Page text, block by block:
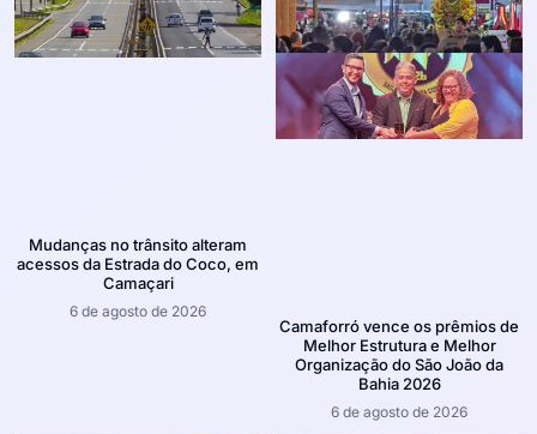
Mudanças no trânsito alteram
acessos da Estrada do Coco, em
Camaçari
6 de agosto de 2026
Camaforró vence os prêmios de
Melhor Estrutura e Melhor
Organização do São João da
Bahia 2026
6 de agosto de 2026